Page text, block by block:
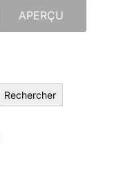
APERÇU
Rechercher